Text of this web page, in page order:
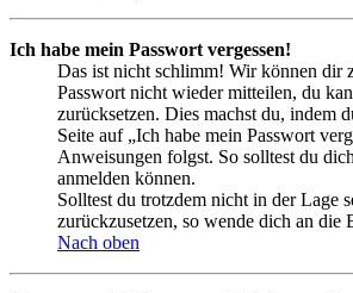
Ich habe mein Passwort vergessen!
Das ist nicht schlimm! Wir können dir
Passwort nicht wieder mitteilen, du
zurücksetzen. Dies machst du, indem
Seite auf „Ich habe mein Passwort
Anweisungen folgst. So solltest du
anmelden können.
Solltest du trotzdem nicht in der Lage
zurückzusetzen, so wende dich an die
Nach oben